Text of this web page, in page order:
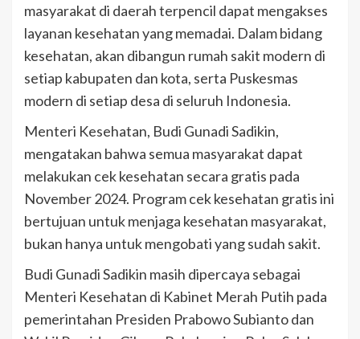
masyarakat di daerah terpencil dapat mengakses
layanan kesehatan yang memadai. Dalam bidang
kesehatan, akan dibangun rumah sakit modern di
setiap kabupaten dan kota, serta Puskesmas
modern di setiap desa di seluruh Indonesia.
Menteri Kesehatan, Budi Gunadi Sadikin,
mengatakan bahwa semua masyarakat dapat
melakukan cek kesehatan secara gratis pada
November 2024. Program cek kesehatan gratis ini
bertujuan untuk menjaga kesehatan masyarakat,
bukan hanya untuk mengobati yang sudah sakit.
Budi Gunadi Sadikin masih dipercaya sebagai
Menteri Kesehatan di Kabinet Merah Putih pada
pemerintahan Presiden Prabowo Subianto dan